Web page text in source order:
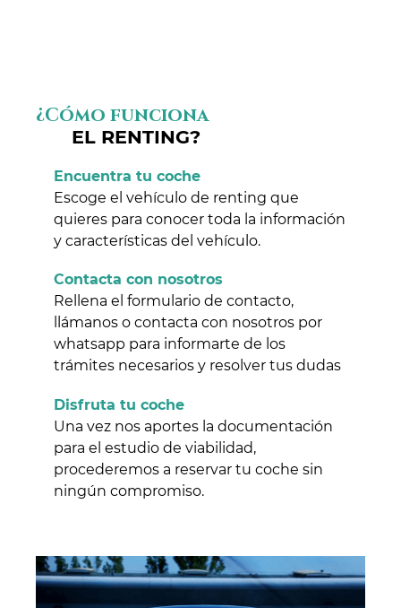
¿Cómo funciona
EL RENTING?
Encuentra tu coche
Escoge el vehículo de renting que
quieres para conocer toda la información
y características del vehículo.
Contacta con nosotros
Rellena el formulario de contacto,
llámanos o contacta con nosotros por
whatsapp para informarte de los
trámites necesarios y resolver tus dudas
Disfruta tu coche
Una vez nos aportes la documentación
para el estudio de viabilidad,
procederemos a reservar tu coche sin
ningún compromiso.